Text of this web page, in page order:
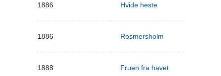
1886 Hvide heste
1886 Rosmersholm
1888 Fruen fra havet